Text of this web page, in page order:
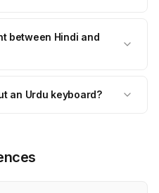
between Hindi and
an Urdu keyboard?